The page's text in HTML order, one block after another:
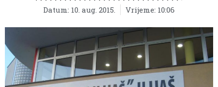
Datum: 10. aug. 2015. Vrijeme: 10:06